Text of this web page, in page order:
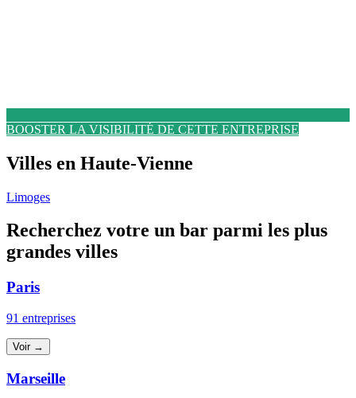
BOOSTER LA VISIBILITÉ DE CETTE ENTREPRISE
Villes en Haute-Vienne
Limoges
Recherchez votre un bar parmi les plus
grandes villes
Paris
91 entreprises
Voir →
Marseille